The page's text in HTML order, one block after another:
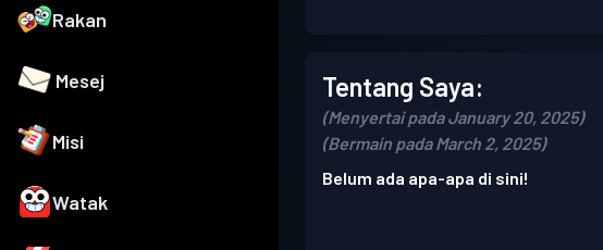
Rakan
Mesej
Misi
Watak
Tentang Saya:
(Menyertai pada January 20, 2025)
(Bermain pada March 2, 2025)
Belum ada apa-apa di sini!